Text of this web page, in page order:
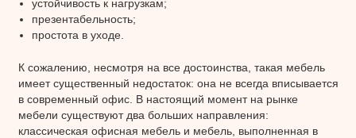
устойчивость к нагрузкам;
презентабельность;
простота в уходе.
К сожалению, несмотря на все достоинства, такая мебель
имеет существенный недостаток: она не всегда вписывается
в современный офис. В настоящий момент на рынке
мебели существуют два больших направления:
классическая офисная мебель и мебель, выполненная в